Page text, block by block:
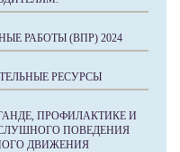
РАБОТЫ (ВПР) 2024
РЕСУРСЫ
ПРОФИЛАКТИКЕ И
ПОВЕДЕНИЯ
ДВИЖЕНИЯ